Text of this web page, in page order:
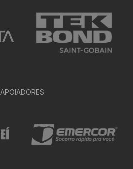
APOIADORES